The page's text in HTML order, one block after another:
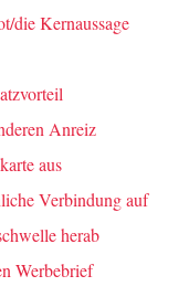
die Kernaussage
Anreiz
aus
Verbindung auf
herab
Werbebrief